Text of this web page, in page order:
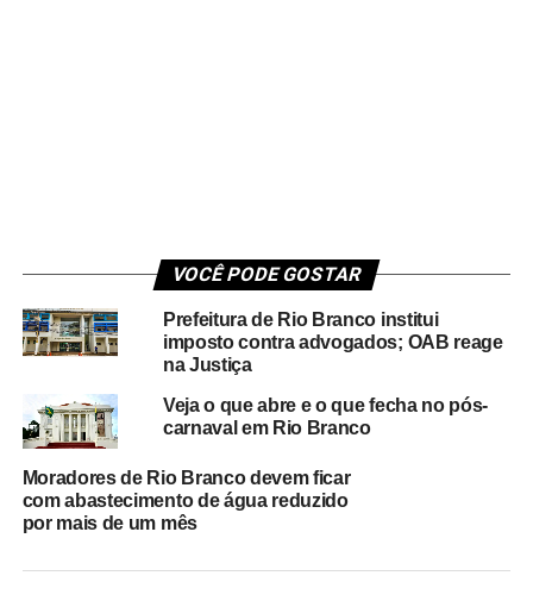
VOCÊ PODE GOSTAR
Prefeitura de Rio Branco institui
imposto contra advogados; OAB reage
na Justiça
Veja o que abre e o que fecha no pós-
carnaval em Rio Branco
Moradores de Rio Branco devem ficar
com abastecimento de água reduzido
por mais de um mês